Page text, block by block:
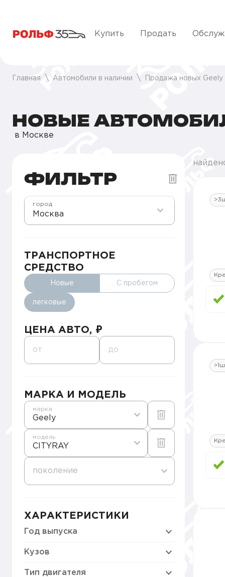
Купить Продать
Главная Автомобили в наличии Продажа новых
НОВЫЕ
в Москве
ФИЛЬТР
Москва
город
ТРАНСПОРТНОЕ
СРЕДСТВО
Новые С пробегом
легковые
ЦЕНА АВТО, ₽
от до
МАРКА И МОДЕЛЬ
Geely
марка
CITYRAY
модель
поколение
ХАРАКТЕРИСТИКИ
Год выпуска
Кузов
Тип двигателя